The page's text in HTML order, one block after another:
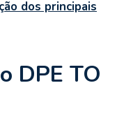
dos principais
DPE TO